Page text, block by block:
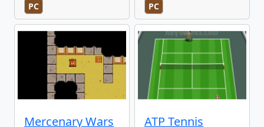
PC PC
Mercenary Wars
ATP Tennis